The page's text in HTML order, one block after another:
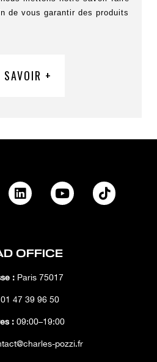
de vous garantir des produits
SAVOIR +
OFFICE
:Paris 75017
01 47 39 96 50
: 09:00–19:00
pozzi.fr